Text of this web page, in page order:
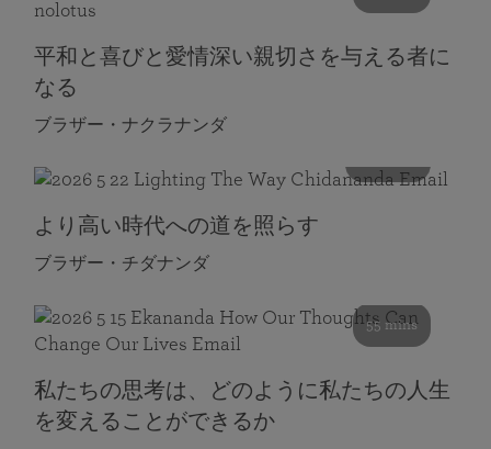
平和と喜びと愛情深い親切さを与える者に
なる
ブラザー・ナクラナンダ
より高い時代への道を照らす
ブラザー・チダナンダ
55 mins
私たちの思考は、どのように私たちの人生
を変えることができるか